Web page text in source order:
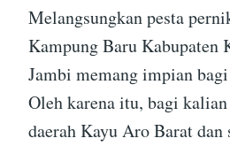
Melangsungkan pesta
Kampung Baru Kabupaten
Jambi memang impian
Oleh karena itu, bagi
daerah Kayu Aro Barat